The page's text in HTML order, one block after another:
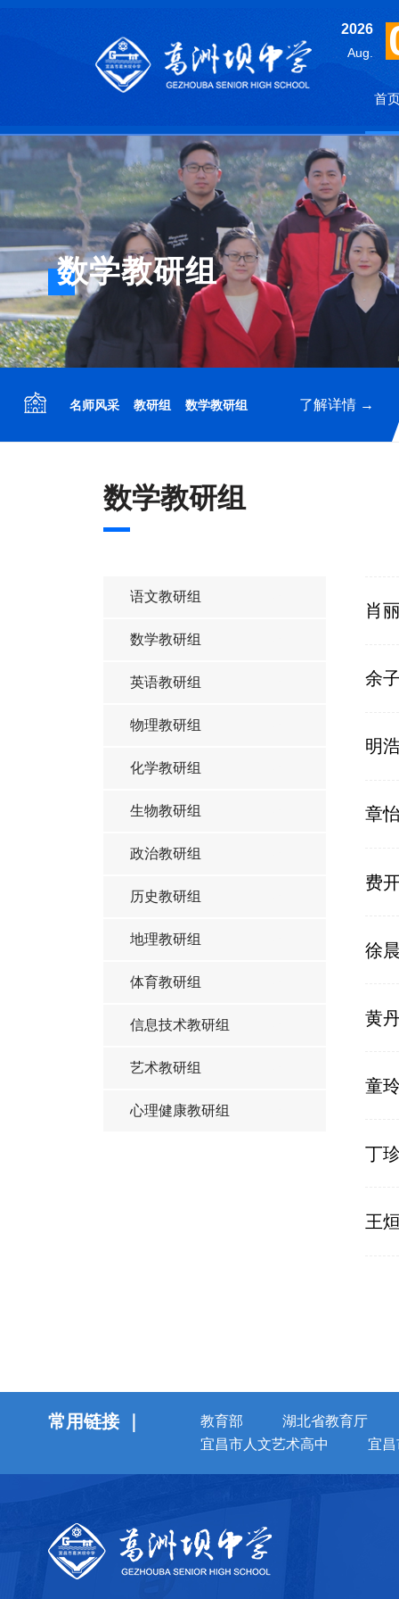
2026
Aug.
首
数学教研组
名师风采 教研组 数学教研组 了解详情 →
数学教研组
语文教研组
数学教研组
英语教研组
物理教研组
化学教研组
生物教研组
政治教研组
历史教研组
地理教研组
体育教研组
信息技术教研组
艺术教研组
心理健康教研组
肖
余
明
章
费
徐
黄
童玲
丁珍
王烜
常用链接 ｜ 教育部 湖北省教育厅
宜昌市人文艺术高中
宜昌